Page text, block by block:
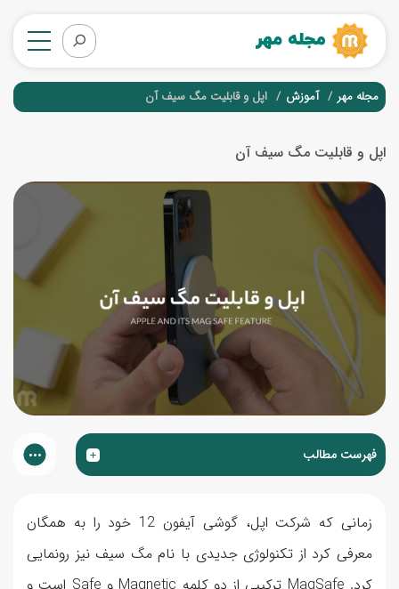
مجله مهر آموزش اپل و قابلیت مگ سیف آن
اپل و قابلیت مگ سیف آن
فهرست مطالب
زمانی که شرکت اپل، گوشی آیفون 12 خود را به همگان
معرفی کرد از تکنولوژی جدیدی با نام مگ سیف نیز رونمایی